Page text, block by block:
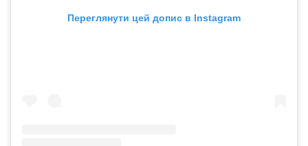
Переглянути цей допис в Instagram